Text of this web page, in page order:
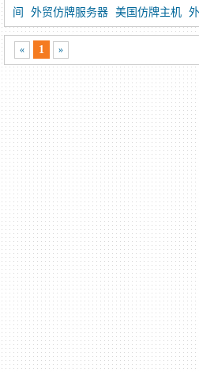
间
外贸仿牌服务器 美国仿牌主机
« 1 »